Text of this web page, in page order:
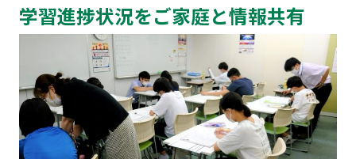
学習進捗状況をご家庭と情報共有